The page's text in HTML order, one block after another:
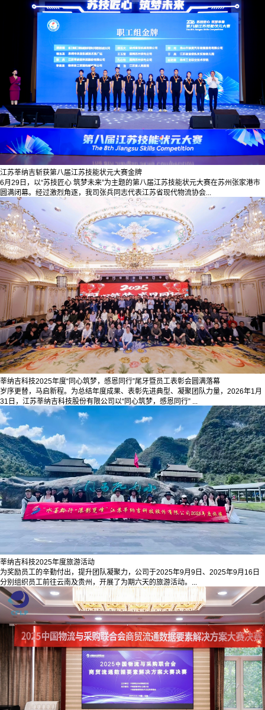
江苏莘纳吉斩获第八届江苏技能状元大赛金牌
6月29日，以“苏技匠心 筑梦未来”为主题的第八届江苏技能状元大赛在苏州张家港市
圆满闭幕。经过激烈角逐，我司张兵同志代表江苏省现代物流协会...
莘纳吉科技2025年度“同心筑梦，感恩同行”尾牙暨员工表彰会圆满落幕
岁序更替，马启新程。为总结年度成果、表彰先进典型、凝聚团队力量，2026年1月
31日，江苏莘纳吉科技股份有限公司以“同心筑梦，感恩同行” ...
莘纳吉科技2025年度旅游活动
为奖励员工的辛勤付出，提升团队凝聚力，公司于2025年9月9日、2025年9月16日
分别组织员工前往云南及贵州，开展了为期六天的旅游活动。...